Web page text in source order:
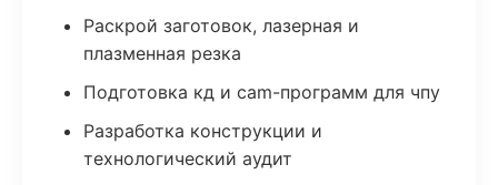
Раскрой заготовок, лазерная и
плазменная резка
Подготовка кд и cam-программ для чпу
Разработка конструкции и
технологический аудит